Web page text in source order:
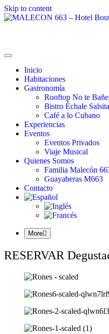
Skip to content
Inicio
Habitaciones
Gastronomía
Rooftop No te
Bistro Échale Salsita
Café a lo Cubano
Experiencias
Eventos
Eventos Privados
Viaje Musical
Quienes Somos
Familia Malecón
Guayaberas M663
Contacto
More
RESERVAR